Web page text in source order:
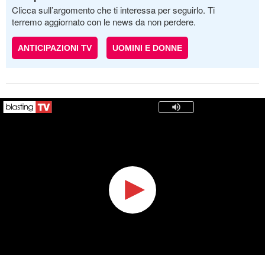
Clicca sull’argomento che ti interessa per seguirlo. Ti
terremo aggiornato con le news da non perdere.
ANTICIPAZIONI TV UOMINI E DONNE